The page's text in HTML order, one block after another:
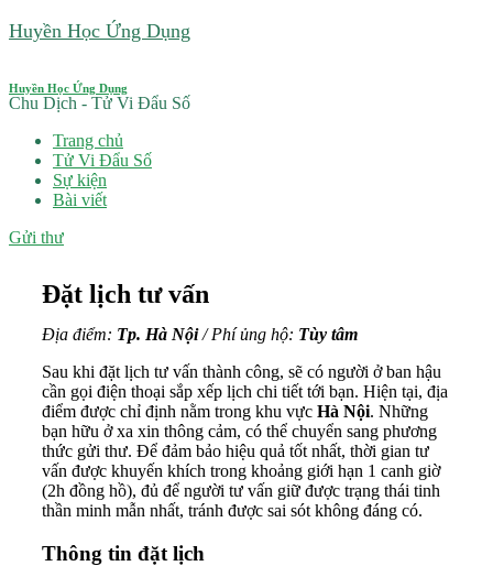
Chuyển
dung
Huyền Học Ứng Dụng
Huyền Học Ứng Dụng
Chu Dịch - Tử Vi Đẩu Số
Trang chủ
Tử Vi Đẩu Số
Sự kiện
Bài viết
Gửi thư
Đặt lịch tư vấn
Địa điểm: Tp. Hà Nội/ Phí ủng hộ: Tùy tâm
Sau khi đặt lịch tư vấn thành công, sẽ có người ở ban hậu
cần gọi điện thoại sắp xếp lịch chi tiết tới bạn. Hiện tại, địa
điểm được chỉ định nằm trong khu vực Hà Nội. Những
bạn hữu ở xa xin thông cảm, có thể chuyển sang phương
thức gửi thư. Để đảm bảo hiệu quả tốt nhất, thời gian tư
vấn được khuyến khích trong khoảng giới hạn 1 canh giờ
(2h đồng hồ), đủ để người tư vấn giữ được trạng thái tinh
thần minh mẫn nhất, tránh được sai sót không đáng có.
Thông tin đặt lịch